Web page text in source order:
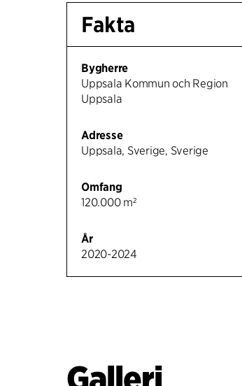
Fakta
Bygherre
Uppsala Kommun och Region
Uppsala
Adresse
Uppsala, Sverige, Sverige
Omfang
120.000 m²
År
2020-2024